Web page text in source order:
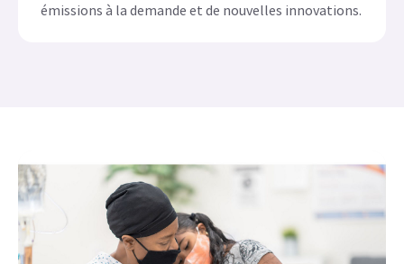
émissions à la demande et de nouvelles innovations.